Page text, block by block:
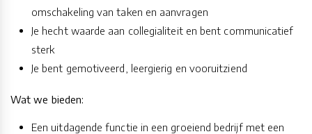
omschakeling van taken en aanvragen
Je hecht waarde aan collegialiteit en bent communicatief
sterk
Je bent gemotiveerd, leergierig en vooruitziend
Wat we bieden:
Een uitdagende functie in een groeiend bedrijf met een